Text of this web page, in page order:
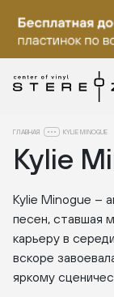
ГЛАВНАЯ KYLIE MINOGUE
Kylie
Kylie Minogue –
песен, ставшая
карьеру в
вскоре
яркому